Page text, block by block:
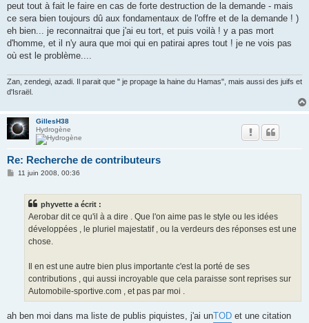
peut tout à fait le faire en cas de forte destruction de la demande - mais
ce sera bien toujours dû aux fondamentaux de l'offre et de la demande ! )
eh bien... je reconnaitrai que j'ai eu tort, et puis voilà ! y a pas mort
d'homme, et il n'y aura que moi qui en patirai apres tout ! je ne vois pas
où est le problème....
Zan, zendegi, azadi. Il parait que " je propage la haine du Hamas", mais aussi des juifs et
d'Israël.
GillesH38
Hydrogène
Re: Recherche de contributeurs
M
11 juin 2008, 00:36
phyvette a écrit :
Aerobar dit ce qu'il à a dire . Que l'on aime pas le style ou les idées
développées , le pluriel majestatif , ou la verdeurs des réponses est une
chose.
Il en est une autre bien plus importante c'est la porté de ses
contributions , qui aussi incroyable que cela paraisse sont reprises sur
Automobile-sportive.com , et pas par moi .
ah ben moi dans ma liste de publis piquistes, j'ai unTOD et une citation